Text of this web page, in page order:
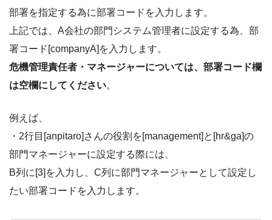
部署を指定する為に部署コードを入力します。
上記では、A会社の部門システム管理者に設定する為、部
署コード[companyA]を入力します。
危機管理責任者・マネージャーについては、部署コード欄
は空欄にしてください。
例えば、
・2行目[anpitaro]さんの役割を[management]と[hr&ga]の
部門マネージャーに設定する際には、
B列に[3]を入力し、C列に部門マネージャーとして設定し
たい部署コードを入力します。